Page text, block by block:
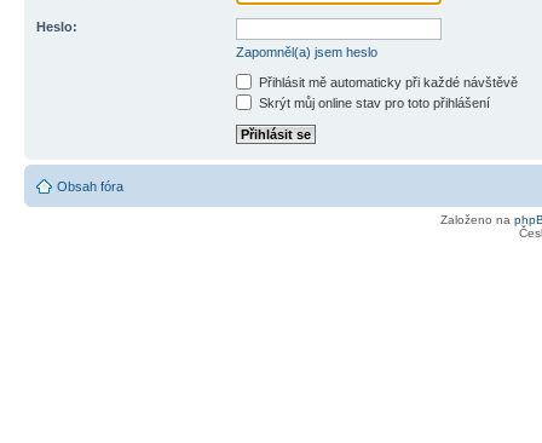
Heslo:
Zapomněl(a) jsem heslo
Přihlásit mě automaticky při každé návštěvě
Skrýt můj online stav pro toto přihlášení
Obsah fóra
Založeno na